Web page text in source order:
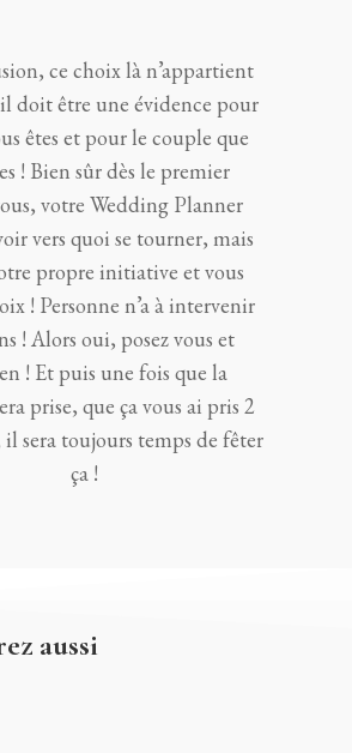
ce choix là n’appartient
il doit être une évidence pour
êtes et pour le couple que
! Bien sûr dès le premier
votre Wedding Planner
vers quoi se tourner, mais
propre initiative et vous
! Personne n’a à intervenir
! Alors oui, posez vous et
! Et puis une fois que la
prise, que ça vous ai pris 2
sera toujours temps de fêter
ça !
aussi